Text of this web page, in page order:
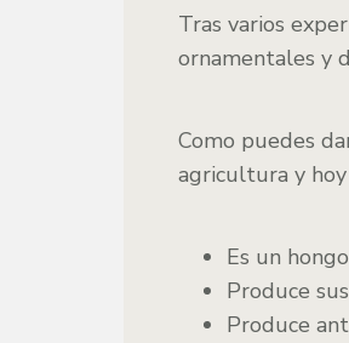
Tras varios
ornamentales y
Como puedes
agricultura y
Es un
Produce
Produce